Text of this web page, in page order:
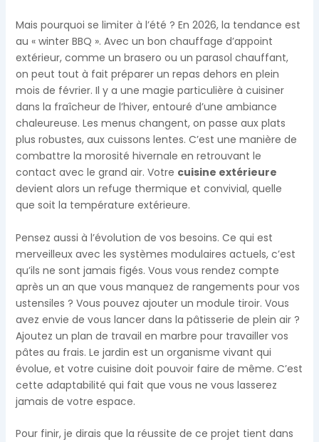
Mais pourquoi se limiter à l’été ? En 2026, la tendance est
au « winter BBQ ». Avec un bon chauffage d’appoint
extérieur, comme un brasero ou un parasol chauffant,
on peut tout à fait préparer un repas dehors en plein
mois de février. Il y a une magie particulière à cuisiner
dans la fraîcheur de l’hiver, entouré d’une ambiance
chaleureuse. Les menus changent, on passe aux plats
plus robustes, aux cuissons lentes. C’est une manière de
combattre la morosité hivernale en retrouvant le
contact avec le grand air. Votre cuisine extérieure
devient alors un refuge thermique et convivial, quelle
que soit la température extérieure.
Pensez aussi à l’évolution de vos besoins. Ce qui est
merveilleux avec les systèmes modulaires actuels, c’est
qu’ils ne sont jamais figés. Vous vous rendez compte
après un an que vous manquez de rangements pour vos
ustensiles ? Vous pouvez ajouter un module tiroir. Vous
avez envie de vous lancer dans la pâtisserie de plein air ?
Ajoutez un plan de travail en marbre pour travailler vos
pâtes au frais. Le jardin est un organisme vivant qui
évolue, et votre cuisine doit pouvoir faire de même. C’est
cette adaptabilité qui fait que vous ne vous lasserez
jamais de votre espace.
Pour finir, je dirais que la réussite de ce projet tient dans